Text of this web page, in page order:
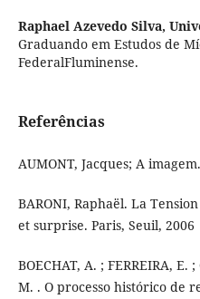
Raphael Azevedo Silva,
Graduando em Estudos de
FederalFluminense.
Referências
AUMONT, Jacques; A
BARONI, Raphaël. La
et surprise. Paris, Seuil, 2006
BOECHAT, A. ; FERREIRA, E.
M. . O processo histórico de